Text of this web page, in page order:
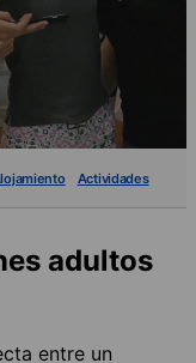
Actividades
adultos
entre un